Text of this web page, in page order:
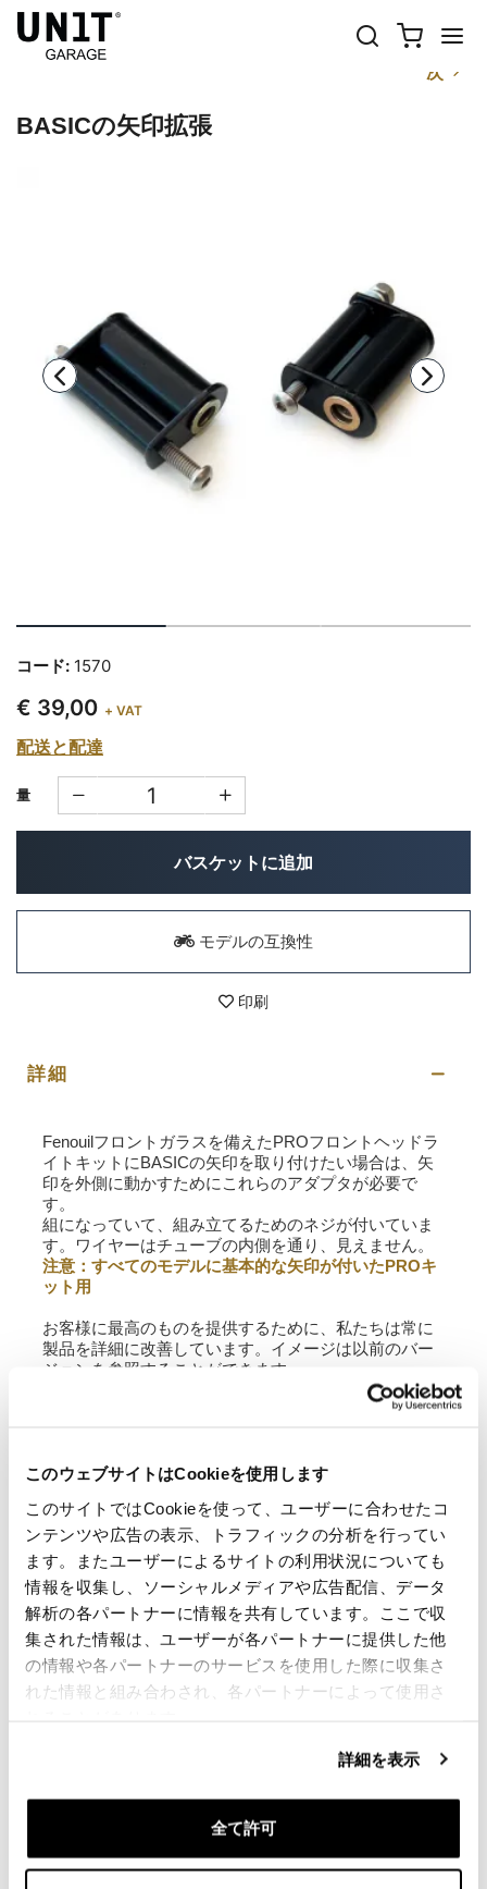
このウェブサイトはCookieを使用します
このサイトではCookieを使って、ユーザーに合わせたコ
ンテンツや広告の表示、トラフィックの分析を行ってい
ます。またユーザーによるサイトの利用状況についても
情報を収集し、ソーシャルメディアや広告配信、データ
解析の各パートナーに情報を共有しています。ここで収
集された情報は、ユーザーが各パートナーに提供した他
の情報や各パートナーのサービスを使用した際に収集さ
れた情報と組み合わされ、各パートナーによって使用さ
詳細を表示
全て許可
前
次
BASICの矢印拡張
コード: 1570
€ 39,00 + VAT
配送と配達
量
バスケットに追加
モデルの互換性
印刷
詳細
Fenouilフロントガラスを備えたPROフロントヘッドラ
イトキットにBASICの矢印を取り付けたい場合は、矢
印を外側に動かすためにこれらのアダプタが必要で
す。
組になっていて、組み立てるためのネジが付いていま
す。ワイヤーはチューブの内側を通り、見えません。
注意：すべてのモデルに基本的な矢印が付いたPROキ
ット用
お客様に最高のものを提供するために、私たちは常に
製品を詳細に改善しています。イメージは以前のバー
ジョンを参照することができます。
要請情報
レビュー
レビューを書くには、ログイン する必要があります。
Condividi 送信